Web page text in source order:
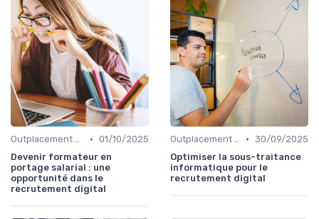
Outplacement et Conseil RH • 01/10/2025
Devenir formateur en
portage salarial : une
opportunité dans le
recrutement digital
Outplacement et Conseil RH • 30/09/2025
Optimiser la sous-traitance
informatique pour le
recrutement digital